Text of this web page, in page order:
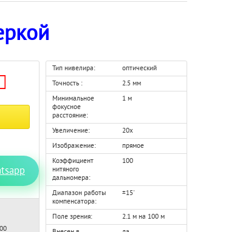
Тип нивелира:
оптический
Точность :
2.5 мм
Минимальное
фокусное
расстояние:
1 м
Увеличение:
20x
Изображение:
прямое
Коэффициент
нитяного
дальномера:
100
Диапазон работы
компенсатора:
±15'
Поле зрения:
2.1 м на 100 м